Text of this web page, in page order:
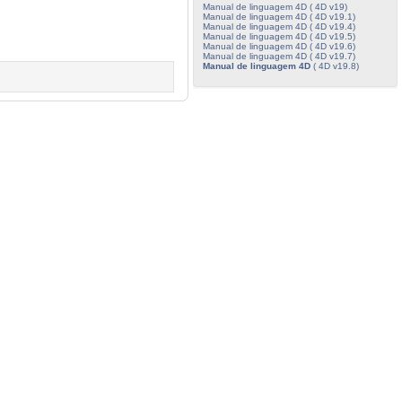
Manual de linguagem 4D ( 4D v19)
Manual de linguagem 4D ( 4D v19.1)
Manual de linguagem 4D ( 4D v19.4)
Manual de linguagem 4D ( 4D v19.5)
Manual de linguagem 4D ( 4D v19.6)
Manual de linguagem 4D ( 4D v19.7)
Manual de linguagem 4D( 4D v19.8)